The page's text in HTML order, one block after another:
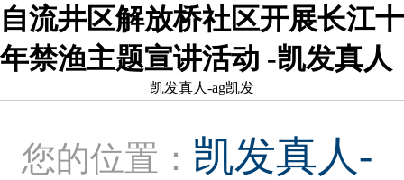
自流井区解放桥社区开展长江十
年禁渔主题宣讲活动 -凯发真人
凯发真人-ag凯发
您的位置： 凯发真人-